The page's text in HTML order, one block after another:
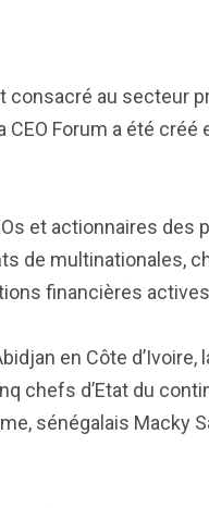
consacré au secteur
CEO Forum a été
et actionnaires des
de multinationales,
financières
en Côte
chefs d’Etat du
sénégalais Macky